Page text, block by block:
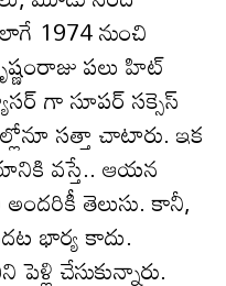
1974 నుంచి
ప‌లు హిట్
గా సూప‌ర్ స‌క్సెస్
స‌త్తా చాటారు. ఇక
వ‌స్తే.. ఆయ‌న
తెలుసు. కానీ,
భార్య కాదు.
చేసుకున్నారు.